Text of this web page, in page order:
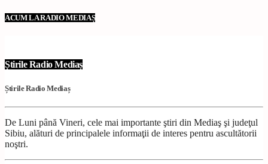
ACUM LA RADIO MEDIAȘ
Știrile Radio Mediaș
Știrile Radio Mediaș
De Luni până Vineri, cele mai importante ştiri din Mediaş şi judeţul
Sibiu, alături de principalele informaţii de interes pentru ascultătorii
noştri.